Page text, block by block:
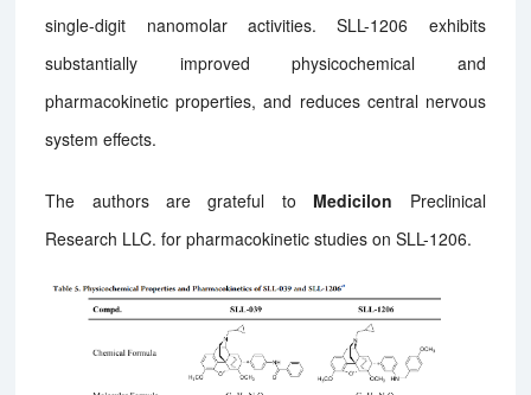
single-digit nanomolar activities. SLL-1206 exhibits
substantially improved physicochemical and
pharmacokinetic properties, and reduces central nervous
system effects.
The authors are grateful to Medicilon Preclinical
Research LLC. for pharmacokinetic studies on SLL-1206.